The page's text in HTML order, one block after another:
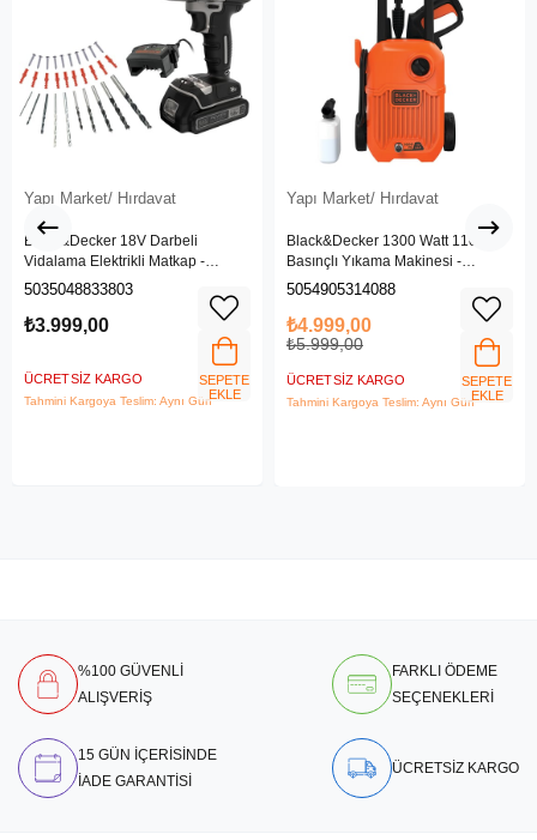
Yapı Market/ Hırdavat
Black&Decker 18V Darbeli
Vidalama Elektrikli Matkap -
BDCHD18SC1K-QW
5035048833803
₺3.999,00
ÜCRETSIZ KARGO
Tahmini Kargoya Teslim: Aynı Gün
SEPETE
EKLE
Yapı Market/ Hırdavat
Black&Decker 1300 Watt 110 Bar
Basınçlı Yıkama Makinesi -
(BEPW1300L-QS)
5054905314088
₺4.999,00
₺5.999,00
ÜCRETSIZ KARGO
Tahmini Kargoya Teslim: Aynı Gün
SEPETE
EKLE
%100 GÜVENLİ
ALIŞVERİŞ
FARKLI ÖDEME
SEÇENEKLERİ
15 GÜN İÇERİSİNDE
İADE GARANTİSİ
ÜCRETSİZ KARGO